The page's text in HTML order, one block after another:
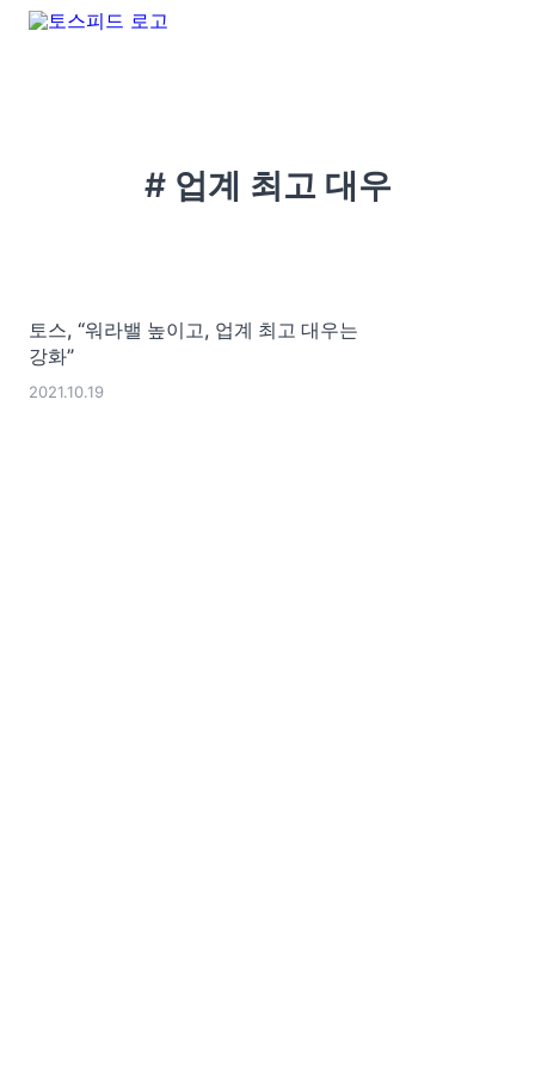
# 업계 최고 대우
토스, “워라밸 높이고, 업계 최고 대우는
강화”
2021.10.19